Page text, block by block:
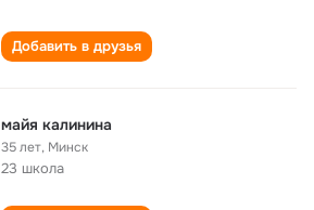
Добавить в друзья
майя калинина
35 лет, Минск
23 школа